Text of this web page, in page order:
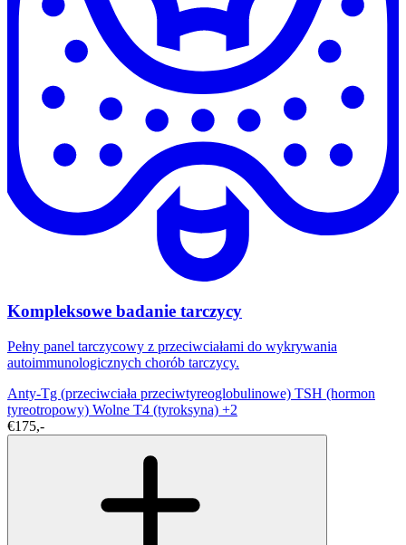
Kompleksowe badanie tarczycy
Pełny panel tarczycowy z przeciwciałami do wykrywania
autoimmunologicznych chorób tarczycy.
Anty-Tg (przeciwciała przeciwtyreoglobulinowe) TSH (hormon
tyreotropowy) Wolne T4 (tyroksyna) +2
€175,-